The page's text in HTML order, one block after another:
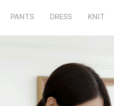
PANTS DRESS KNIT